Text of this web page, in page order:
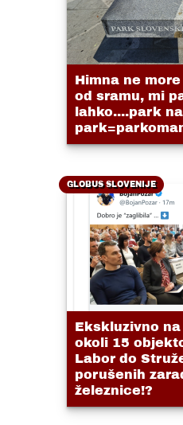
Himna ne
od sramu, mi
lahko....park na
GLOBUS SLOVENIJE
Ekskluzivno na
okoli 15
Labor do
porušenih
železnice!?